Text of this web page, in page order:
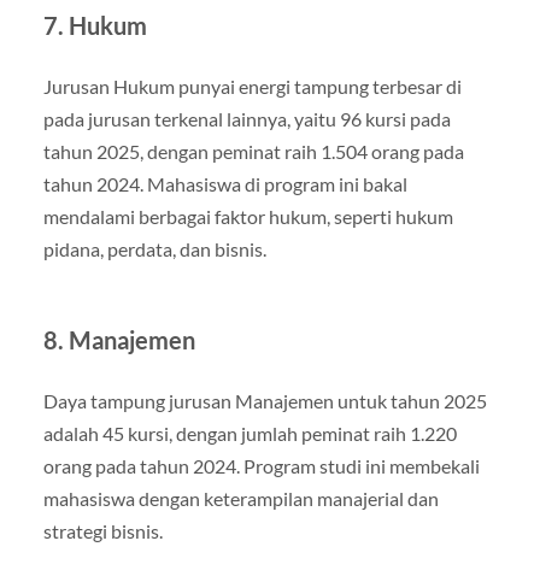
7. Hukum
Jurusan Hukum punyai energi tampung terbesar di
pada jurusan terkenal lainnya, yaitu 96 kursi pada
tahun 2025, dengan peminat raih 1.504 orang pada
tahun 2024. Mahasiswa di program ini bakal
mendalami berbagai faktor hukum, seperti hukum
pidana, perdata, dan bisnis.
8. Manajemen
Daya tampung jurusan Manajemen untuk tahun 2025
adalah 45 kursi, dengan jumlah peminat raih 1.220
orang pada tahun 2024. Program studi ini membekali
mahasiswa dengan keterampilan manajerial dan
strategi bisnis.